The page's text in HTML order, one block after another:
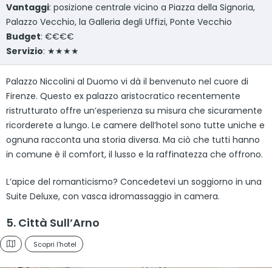
Vantaggi: posizione centrale vicino a Piazza della Signoria,
Palazzo Vecchio, la Galleria degli Uffizi, Ponte Vecchio
Budget: €€€€
Servizio: ★★★★
Palazzo Niccolini al Duomo vi dà il benvenuto nel cuore di
Firenze. Questo ex palazzo aristocratico recentemente
ristrutturato offre un’esperienza su misura che sicuramente
ricorderete a lungo. Le camere dell’hotel sono tutte uniche e
ognuna racconta una storia diversa. Ma ciò che tutti hanno
in comune è il comfort, il lusso e la raffinatezza che offrono.
L’apice del romanticismo? Concedetevi un soggiorno in una
Suite Deluxe, con vasca idromassaggio in camera.
5. Città Sull’Arno
Scopri l'hotel